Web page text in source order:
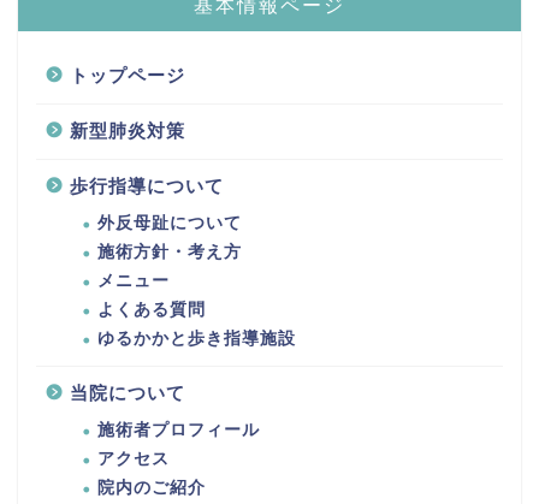
基本情報ページ
トップページ
新型肺炎対策
歩行指導について
外反母趾について
施術方針・考え方
メニュー
よくある質問
ゆるかかと歩き指導施設
当院について
施術者プロフィール
アクセス
院内のご紹介